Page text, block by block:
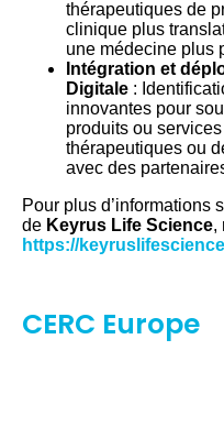
thérapeutiques de
clinique plus
une médecine plus
Intégration et
Digitale :
innovantes pour
produits ou
thérapeutiques ou
avec des
Pour plus d’informations
de Keyrus Life Science,
https://
CERC Europe